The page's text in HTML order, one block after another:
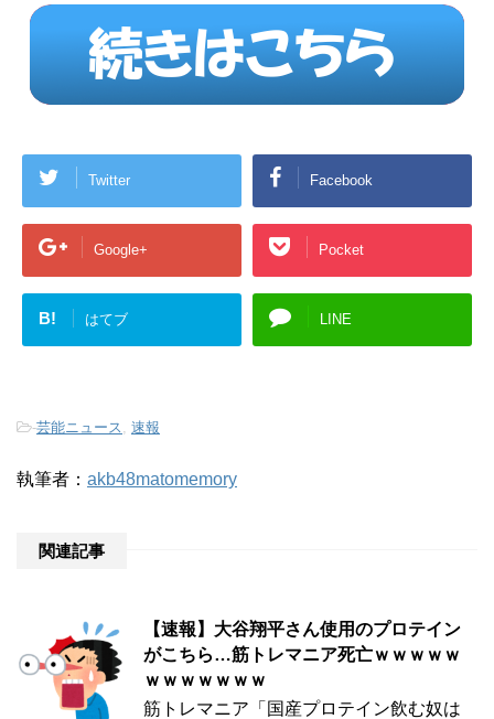
Twitter Facebook
Google+ Pocket
B! はてブ LINE
-芸能ニュース 速報
執筆者： akb48matomemory
関連記事
【速報】大谷翔平さん使用のプロテイン
がこちら…筋トレマニア死亡ｗｗｗｗｗ
ｗｗｗｗｗｗｗ
筋トレマニア「国産プロテイン飲む奴は